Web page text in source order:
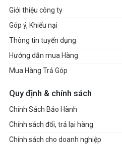
Giới thiệu công ty
Góp ý, Khiếu nại
Thông tin tuyển dụng
Hướng dẫn mua Hàng
Mua Hàng Trả Góp
Quy định & chính sách
Chính Sách Bảo Hành
Chính sách đổi, trả lại hàng
Chính sách cho doanh nghiệp